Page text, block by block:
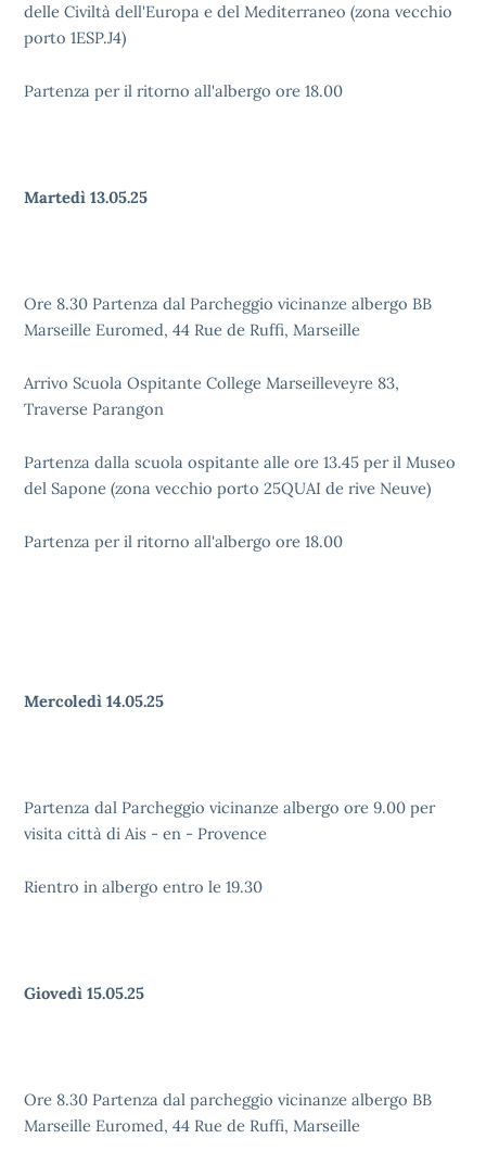
delle Civiltà dell'Europa e del Mediterraneo (zona vecchio
porto 1ESP.J4)
Partenza per il ritorno all'albergo ore 18.00
Martedì 13.05.25
Ore 8.30 Partenza dal Parcheggio vicinanze albergo BB
Marseille Euromed, 44 Rue de Ruffi, Marseille
Arrivo Scuola Ospitante College Marseilleveyre 83,
Traverse Parangon
Partenza dalla scuola ospitante alle ore 13.45 per il Museo
del Sapone (zona vecchio porto 25QUAI de rive Neuve)
Partenza per il ritorno all'albergo ore 18.00
Mercoledì 14.05.25
Partenza dal Parcheggio vicinanze albergo ore 9.00 per
visita città di Ais - en - Provence
Rientro in albergo entro le 19.30
Giovedì 15.05.25
Ore 8.30 Partenza dal parcheggio vicinanze albergo BB
Marseille Euromed, 44 Rue de Ruffi, Marseille